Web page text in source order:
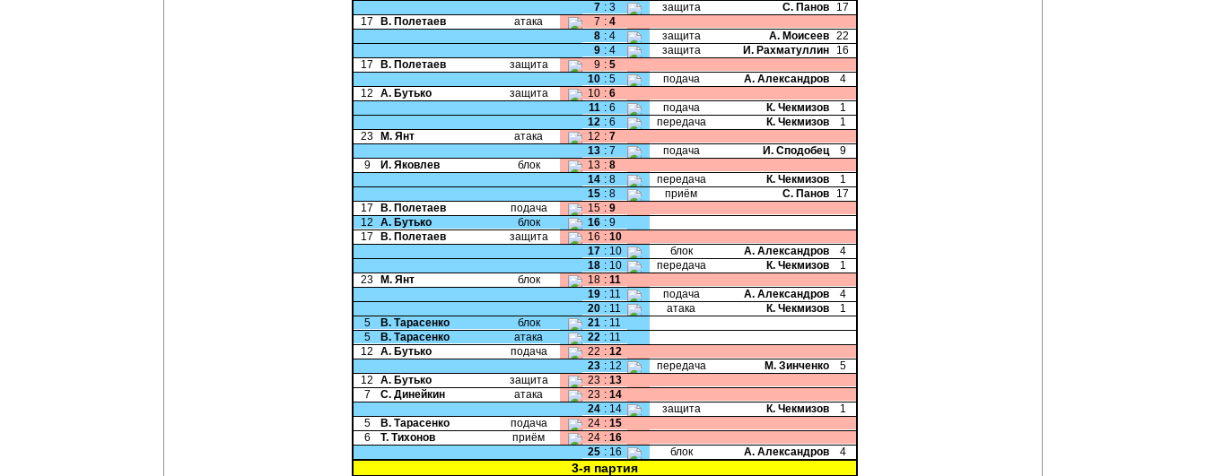
7 : 3 защита С. Панов
17
17
В. Полетаев атака 7 : 4
8 : 4 защита А. Моисеев 22
9 : 4 защита И. Рахматуллин
16
17
В. Полетаев защита 9 : 5
10 : 5 подача А. Александров
4
12
А. Бутько защита 10 : 6
11 : 6 подача К. Чекмизов
1
12 : 6 передача К. Чекмизов
1
23
М. Янт атака 12 : 7
13 : 7 подача И. Сподобец
9
9
И. Яковлев блок 13 : 8
14 : 8 передача К. Чекмизов
1
15 : 8 приём С. Панов
17
17
В. Полетаев подача 15 : 9
12
А. Бутько блок 16 : 9
17
В. Полетаев защита 16 : 10
17 : 10 блок А. Александров
4
18 : 10 передача К. Чекмизов
1
23
М. Янт блок 18 : 11
19 : 11 подача А. Александров
4
20 : 11 атака К. Чекмизов
1
5
В. Тарасенко блок 21 : 11
5
В. Тарасенко атака 22 : 11
12
А. Бутько подача 22 : 12
23 : 12 передача М. Зинченко
5
12
А. Бутько защита 23 : 13
7
С. Динейкин атака 23 : 14
24 : 14 защита К. Чекмизов
1
5
В. Тарасенко подача 24 : 15
6
Т. Тихонов приём 24 : 16
25 : 16 блок А. Александров 4
3-я партия